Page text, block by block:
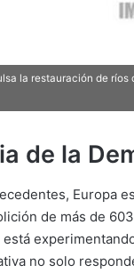
la restauración de
de la
Europa
de más de
no solo